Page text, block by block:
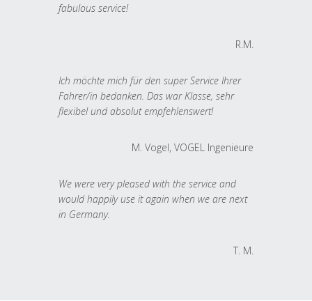
fabulous service!
R.M.
Ich möchte mich für den super Service Ihrer
Fahrer/in bedanken. Das war Klasse, sehr
flexibel und absolut empfehlenswert!
M. Vogel, VOGEL Ingenieure
We were very pleased with the service and
would happily use it again when we are next
in Germany.
T. M.